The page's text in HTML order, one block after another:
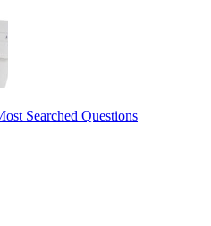
Searched Questions